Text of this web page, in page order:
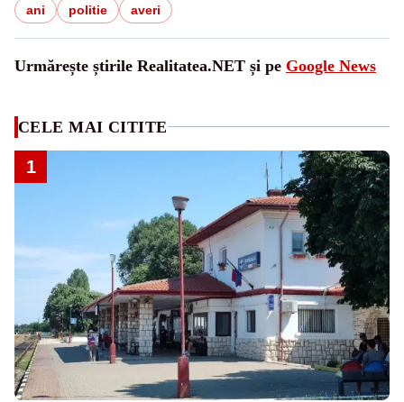
ani politie averi
Urmărește știrile Realitatea.NET și pe Google News
CELE MAI CITITE
1